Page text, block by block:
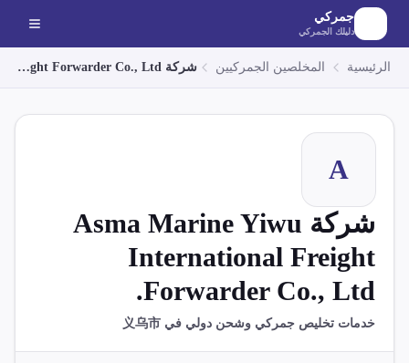
الانتقال إلى المحتوى الرئيسي
جمركي
دليلك الجمركي
الرئيسية المخلصين الجمركيين شركة Asma Marine Yiwu International Freight Forwarder Co., Ltd.
A
شركة Asma Marine Yiwu
International Freight
Forwarder Co., Ltd.
خدمات تخليص جمركي وشحن دولي في 义乌市